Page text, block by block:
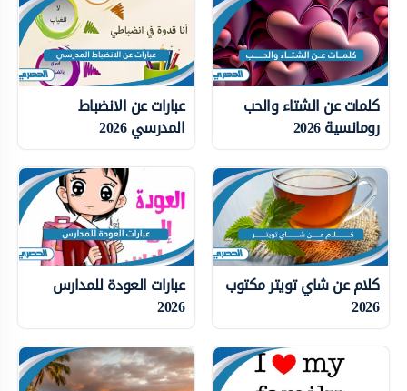
كلمات عن الشتاء والحب
رومانسية 2026
عبارات عن الانضباط
المدرسي 2026
كلام عن شاي تويتر مكتوب
2026
عبارات العودة للمدارس
2026